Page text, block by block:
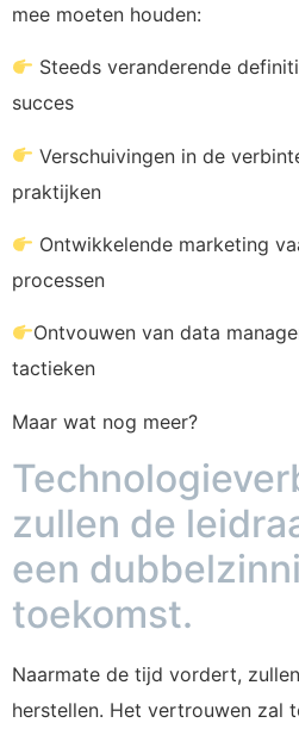
mee moeten houden:
Steeds veranderende
succes
Verschuivingen in de
praktijken
Ontwikkelende marketing
processen
Ontvouwen van data
tactieken
Maar wat nog meer?
zullen de
een
toekomst.
Naarmate de tijd vordert,
herstellen. Het vertrouwen zal